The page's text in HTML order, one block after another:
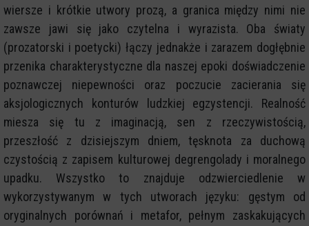
wiersze i krótkie utwory prozą, a granica między nimi nie
zawsze jawi się jako czytelna i wyrazista. Oba światy
(prozatorski i poetycki) łączy jednakże i zarazem dogłębnie
przenika charakterystyczne dla naszej epoki doświadczenie
poznawczej niepewności oraz poczucie zacierania się
aksjologicznych konturów ludzkiej egzystencji. Realność
miesza się tu z imaginacją, sen z rzeczywistością,
przeszłość z dzisiejszym dniem, tęsknota za duchową
czystością z zapisem kulturowej degrengolady i moralnego
upadku. Wszystko to znajduje odzwierciedlenie w
wykorzystywanym w tych utworach języku: gęstym od
oryginalnych porównań i metafor, pełnym zaskakujących